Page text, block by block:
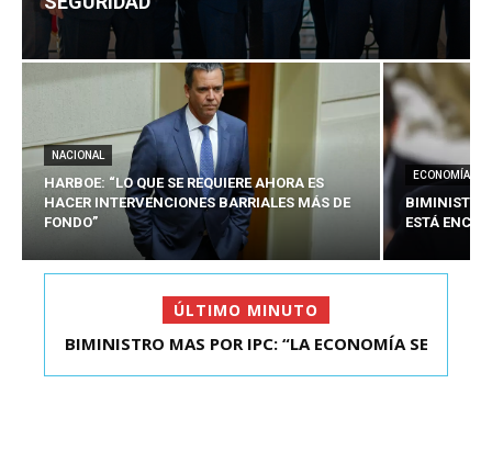
NACIONAL
HARBOE: “LO QUE SE REQUIERE AHORA ES
HACER INTERVENCIONES BARRIALES MÁS DE
FONDO”
ECONOMÍA
BIMINISTRO
ESTÁ
ÚLTIMO MINUTO
KAST SE REUNIÓ CON EL PRESIDENTE ELECTO DE
BIMINISTRO MAS POR IPC: “LA ECONOMÍA SE